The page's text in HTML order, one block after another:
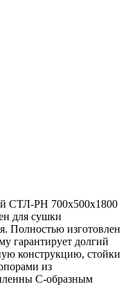
СТЛ-РН 700х500х1800
для сушки
Полностью изготовлен
гарантирует долгий
конструкцию, стойки
из
С-образным